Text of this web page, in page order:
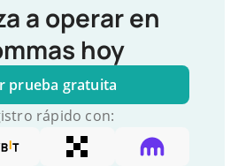
a operar en
hoy
prueba gratuita
rápido con: